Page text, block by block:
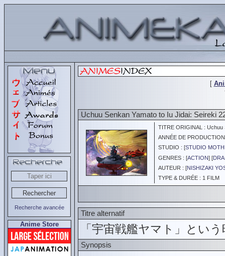
Recherche avancée
Anime Store
[
Uchuu Senkan Yamato to Iu Jidai: Seireki
TITRE ORIGINAL : Uchuu
ANNÉE DE
STUDIO : [STUDIO
GENRES : [ACTION] [
AUTEUR : [NISHIZAKI
TYPE & DURÉE : 1 FILM
Titre alternatif
「宇宙戦艦ヤマト」とい
Synopsis